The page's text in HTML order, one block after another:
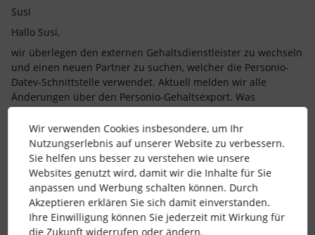
Susi
Hallo Susi,
wir überlegen den externen Gehaltsdienstleister zu wechseln
und einen neuen Partner zu suchen, welcher die Personio-
Datev-Schnittstelle verwendet. Aktuell melden wir alle
Änderungen über den Personio-Gehaltsexport. Was
suboptimal ist. Du schreibst ihr habt Erfahrung mit der
Personio-Datev-Schnittstelle. Können wir uns dazu mal
austauschen. Mich würde interessieren, welche
Möglichkeiten die Schnittstelle bietet (insb. Automatisierung)
und wo die Grenzen sind.
Danke und Grüße
Sven
Wir verwenden Cookies insbesondere, um Ihr
Nutzungserlebnis auf unserer Website zu verbessern.
Sie helfen uns besser zu verstehen wie unsere
Websites genutzt wird, damit wir die Inhalte für Sie
anpassen und Werbung schalten können. Durch
Akzeptieren erklären Sie sich damit einverstanden.
Ihre Einwilligung können Sie jederzeit mit Wirkung für
die Zukunft widerrufen oder ändern.